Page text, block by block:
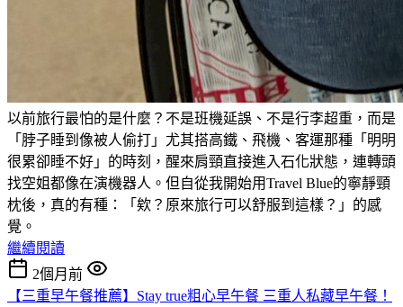
以前旅行最怕的是什麼？不是班機延誤、不是行李超重，而是
「脖子睡到像被人偷打」尤其搭高鐵、飛機、客運那種「明明
很累卻睡不好」的時刻，醒來肩頸直接進入石化狀態，連轉頭
找空姐都像在演機器人。但自從我開始用Travel Blue的寧靜頸
枕後，真的有種：「欸？原來旅行可以舒服到這樣？」的感
覺。
繼續閱讀
2個月前
【三重早午餐推薦】Stay true粗心早午餐 三重人私藏早午餐！